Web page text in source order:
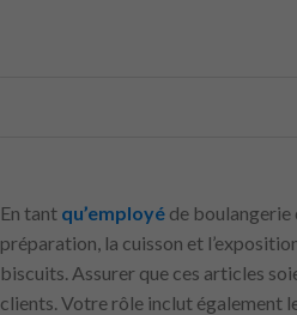
En tant qu’employé de boulangerie
préparation, la cuisson et
biscuits. Assurer que ces articles
clients. Votre rôle inclut également